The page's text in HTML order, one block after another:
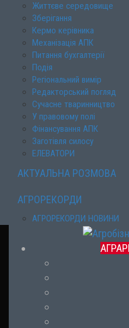
Життєве середовище
Зберігання
Кермо керівника
Механізація АПК
Питання бухгалтерії
Подія
Регіональний вимір
Редакторський погляд
Сучасне тваринництво
У правовому полі
Фінансування АПК
Заготівля силосу
ЕЛЕВАТОРИ
АКТУАЛЬНА РОЗМОВА
АГРОРЕКОРДИ
АГРОРЕКОРДИ НОВИНИ